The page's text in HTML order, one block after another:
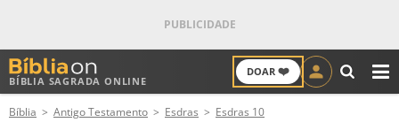
BÍBLIA SAGRADA ONLINE
DOAR ❤️
ANTIGO TESTAMENTO
Bíblia Antigo Testamento Esdras Esdras 10